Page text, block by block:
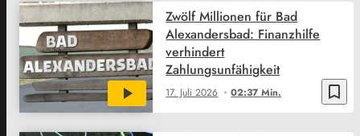
bookmark_border
17. Juli 2026 02:37 Min.
Zwölf Millionen für Bad
Alexandersbad: Finanzhilfe
verhindert
Zahlungsunfähigkeit